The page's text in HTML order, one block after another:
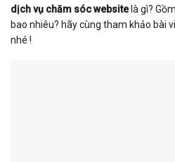
dịch vụ chăm sóc websitelà gì?
bao nhiêu? hãy cùng tham khảo bài
nhé !